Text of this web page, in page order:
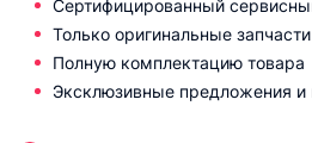
Сертифицированный
Только оригинальные запчасти
Полную комплектацию товара
Эксклюзивные предложения и